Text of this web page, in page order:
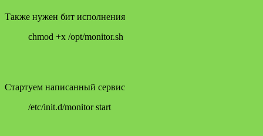
Также нужен бит исполнения
chmod +x /opt/monitor.sh
Стартуем написанный сервис
/etc/init.d/monitor start